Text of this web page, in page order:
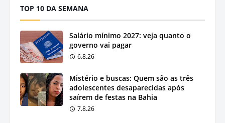
TOP 10 DA SEMANA
Salário mínimo 2027: veja quanto o
governo vai pagar
6.8.26
Mistério e buscas: Quem são as três
adolescentes desaparecidas após
saírem de festas na Bahia
7.8.26